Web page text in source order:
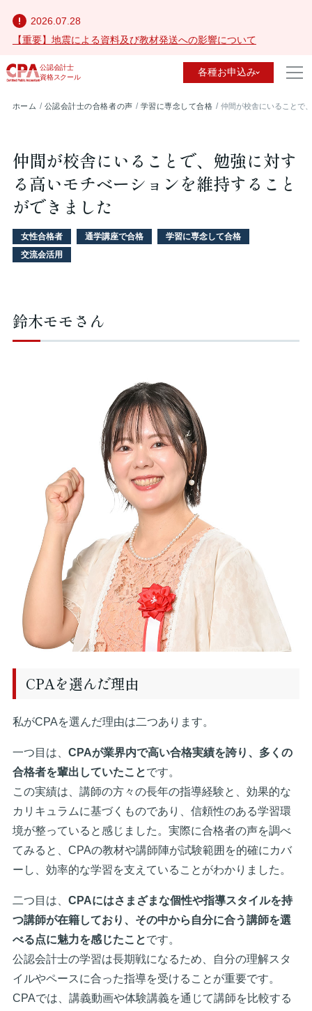
2026.07.28
【重要】地震による資料及び教材発送への影響について
公認会計士
資格スクール
各種お申込み
ホーム 公認会計士の合格者の声 学習に専念して合格 仲間が校舎にいることで
仲間が校舎にいることで、勉強に対す
る高いモチベーションを維持すること
ができました
女性合格者 通学講座で合格
学習に専念して合格
交流会活用
鈴木モモさん
CPAを選んだ理由
私がCPAを選んだ理由は二つあります。
一つ目は、 CPAが業界内で高い合格実績を誇り、多くの
合格者を輩出していたことです。
この実績は、講師の方々の長年の指導経験と、効果的な
カリキュラムに基づくものであり、信頼性のある学習環
境が整っていると感じました。実際に合格者の声を調べ
てみると、CPAの教材や講師陣が試験範囲を的確にカバ
ーし、効率的な学習を支えていることがわかりました。
二つ目は、 CPAにはさまざまな個性や指導スタイルを持
つ講師が在籍しており、その中から自分に合う講師を選
べる点に魅力を感じたことです。
公認会計士の学習は長期戦になるため、自分の理解スタ
イルやペースに合った指導を受けることが重要です。
CPAでは、講義動画や体験講義を通じて講師を比較する